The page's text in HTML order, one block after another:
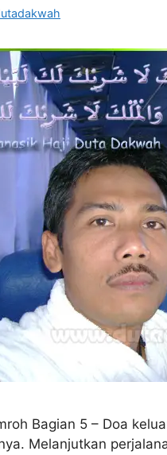
Bagian 5 – Doa
Melanjutkan